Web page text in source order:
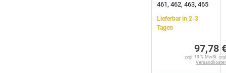
461, 462, 463, 465
Lieferbar in 2-3
Tagen
97,78
zzgl. 19 % MwSt.